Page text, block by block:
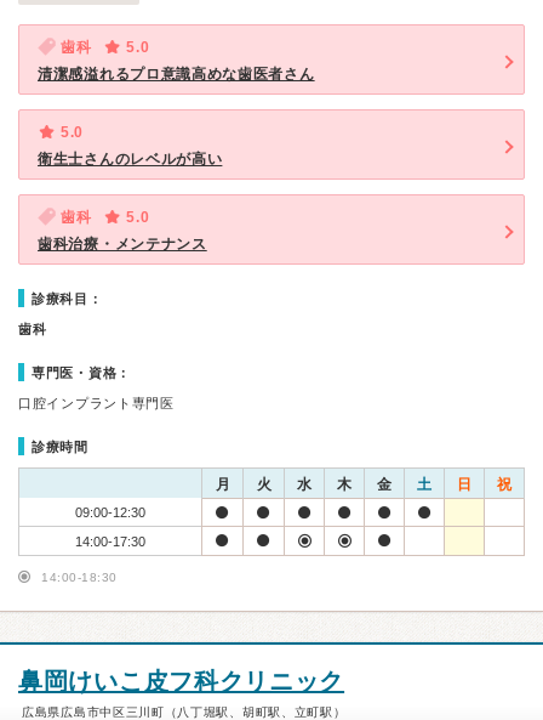
歯科
5.0
清潔感溢れるプロ意識高めな歯医者さん
5.0
衛生士さんのレベルが高い
歯科
5.0
歯科治療・メンテナンス
診療科目：
歯科
専門医・資格：
口腔インプラント専門医
診療時間
月 火 水 木 金 土 日 祝
09:00-12:30
14:00-17:30
14:00-18:30
鼻岡けいこ皮フ科クリニック
広島県広島市中区三川町（八丁堀駅、胡町駅、立町駅）